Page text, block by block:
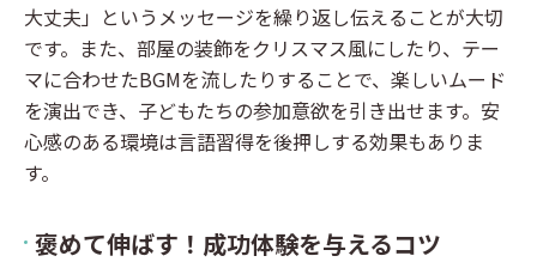
大丈夫」というメッセージを繰り返し伝えることが大切
です。また、部屋の装飾をクリスマス風にしたり、テー
マに合わせたBGMを流したりすることで、楽しいムード
を演出でき、子どもたちの参加意欲を引き出せます。安
心感のある環境は言語習得を後押しする効果もありま
す。
褒めて伸ばす！成功体験を与えるコツ